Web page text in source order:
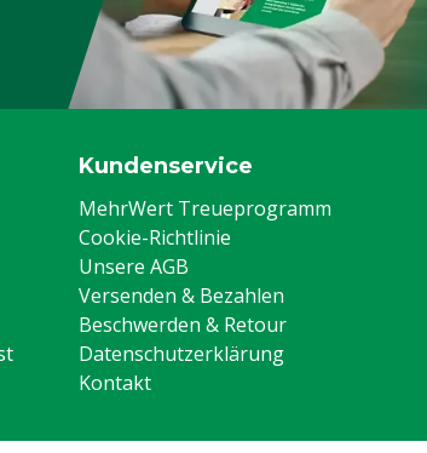
Kundenservice
MehrWert Treueprogramm
Cookie-Richtlinie
Unsere AGB
Versenden & Bezahlen
Beschwerden & Retour
Datenschutzerklärung
Kontakt